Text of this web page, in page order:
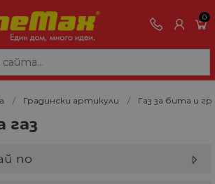
0
Градински артикули Газ за бита и
газ
по